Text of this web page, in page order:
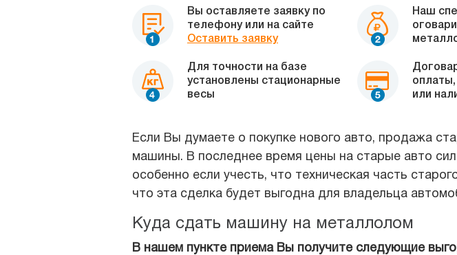
Вы оставляете заявку по
телефону или на сайте
Оставить заявку
Наш
Для точности на базе
установлены стационарные
весы
оплаты,
или
Если Вы думаете о покупке нового авто, продажа
машины. В последнее время цены на старые авто
особенно если учесть, что техническая часть
что эта сделка будет выгодна для владельца
Куда сдать машину на металлолом
В нашем пункте приема Вы получите следующие